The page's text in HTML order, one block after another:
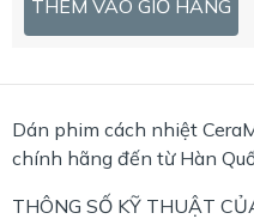
THÊM VÀO GIỎ HÀNG
Dán phim cách nhiệt
chính hãng đến từ Hàn
THÔNG SỐ KỸ THUẬT